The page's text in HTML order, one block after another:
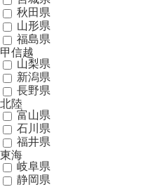
秋田県
山形県
福島県
甲信越
山梨県
新潟県
長野県
北陸
富山県
石川県
福井県
東海
岐阜県
静岡県